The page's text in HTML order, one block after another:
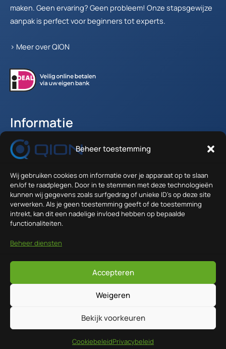
Beheer toestemming
Wij gebruiken cookies om informatie over je apparaat op te slaan
en/of te raadplegen. Door in te stemmen met deze technologieën
kunnen wij gegevens zoals surfgedrag of unieke ID's op deze site
verwerken. Als je geen toestemming geeft of de toestemming
intrekt, kan dit een nadelige invloed hebben op bepaalde
functionaliteiten.
Beheer diensten
Accepteren
Weigeren
Bekijk voorkeuren
CookiebeleidPrivacybeleid
maken. Geen ervaring? Geen probleem! Onze stapsgewijze
aanpak is perfect voor beginners tot experts.
> Meer over QION
Informatie
Accountgegevens
Winkelwagen
Verzenden en Retour
Algemene voorwaarden
Contact
Anodeweg 1 - 36
Copyright © 2026 Qion | Design byi-match Webconcepts